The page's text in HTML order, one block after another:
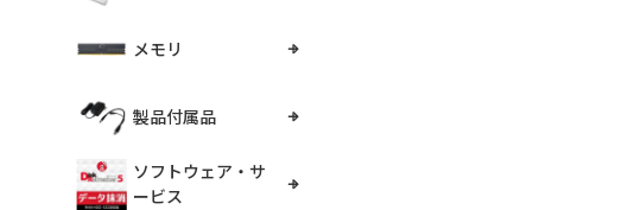
メモリ
製品付属品
ソフトウェア・サ
ービス